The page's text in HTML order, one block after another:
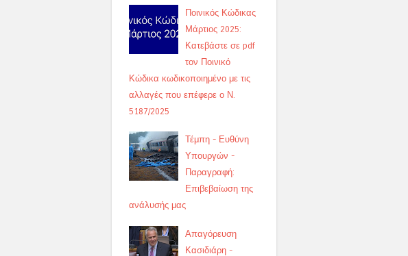
Ποινικός Κώδικας
Μάρτιος 2025:
Κατεβάστε σε pdf
τον Ποινικό
Κώδικα κωδικοποιημένο με τις
αλλαγές που επέφερε ο Ν.
5187/2025
Τέμπη - Ευθύνη
Υπουργών -
Παραγραφή:
Επιβεβαίωση της
ανάλυσής μας
Απαγόρευση
Κασιδιάρη -